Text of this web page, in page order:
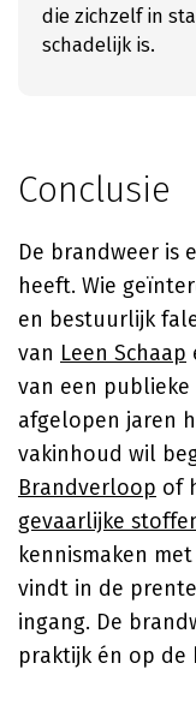
die zichzelf in
schadelijk is.
Conclusie
De brandweer is
heeft. Wie
en bestuurlijk
van Leen Schaap
van een
afgelopen jaren
vakinhoud wil
Brandverloop of
gevaarlijke
kennismaken
vindt in de
ingang. De
praktijk én op de